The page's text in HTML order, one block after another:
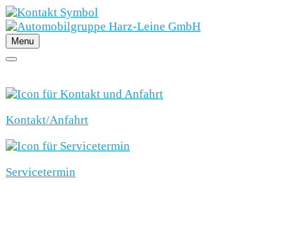
Menu
Kontakt/Anfahrt
Servicetermin